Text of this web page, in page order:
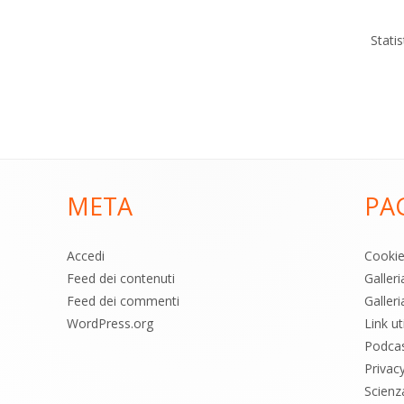
META
Accedi
Feed dei contenuti
Feed dei commenti
WordPress.org
Link